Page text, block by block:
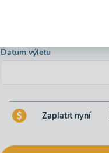
Datum výletu
Zaplatit nyní